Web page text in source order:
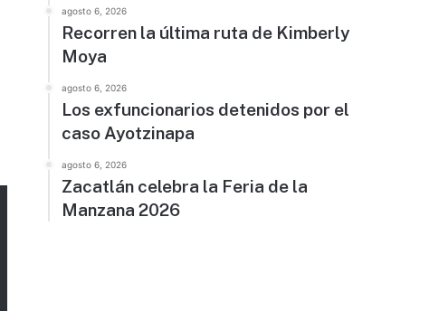
agosto 6, 2026
Recorren la última ruta de Kimberly
Moya
agosto 6, 2026
Los exfuncionarios detenidos por el
caso Ayotzinapa
agosto 6, 2026
Zacatlán celebra la Feria de la
Manzana 2026